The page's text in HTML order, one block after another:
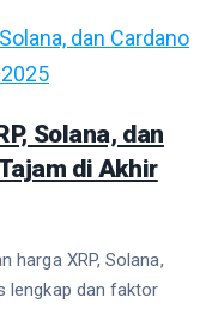
Solana, dan
di Akhir
harga XRP, Solana,
lengkap dan faktor